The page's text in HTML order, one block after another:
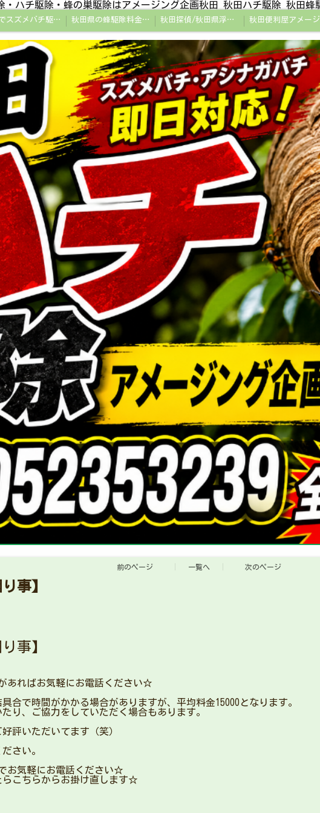
・ハチ駆除・蜂の巣駆除はアメージング企画秋田 秋田ハチ駆除 秋田
秋田でスズメバチ駆除・ハチ駆除・蜂の巣駆除はアメージング企画秋田 秋田県の蜂駆除料金・蜂の巣駆除の相場【全国平均と比較】 秋田探偵/秋田県浮気調査/秋田市万引きGメン
前のページ 一覧へ 次のページ
事】
事】
あればお気軽にお電話ください☆
合で時間がかかる場合がありますが、平均料金15000となります。
り、ご協力をしていただく場合もあります。
評いただいてます（笑）
さい。
お気軽にお電話ください☆
らこちらからお掛け直します☆